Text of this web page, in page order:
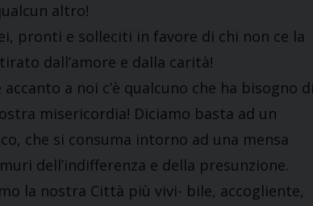
altro!
pronti e solleciti in favore di chi non ce la
dall’amore e dalla carità!
a noi c’è qualcuno che ha bisogno
misericordia! Diciamo basta ad un
che si consuma intorno ad una mensa
dell’indifferenza e della presunzione.
la nostra Città più vivi- bile, accogliente,